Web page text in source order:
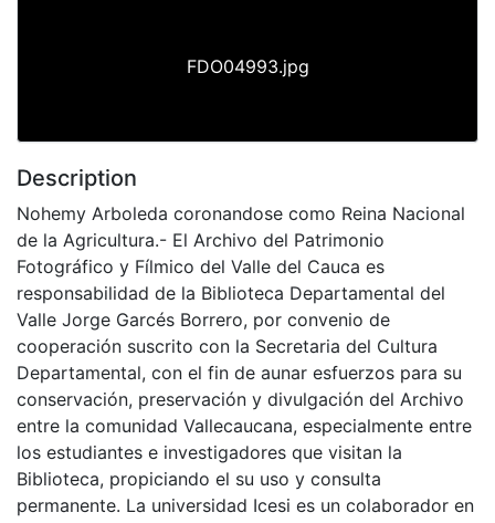
FDO04993.jpg
Description
Nohemy Arboleda coronandose como Reina Nacional
de la Agricultura.- El Archivo del Patrimonio
Fotográfico y Fílmico del Valle del Cauca es
responsabilidad de la Biblioteca Departamental del
Valle Jorge Garcés Borrero, por convenio de
cooperación suscrito con la Secretaria del Cultura
Departamental, con el fin de aunar esfuerzos para su
conservación, preservación y divulgación del Archivo
entre la comunidad Vallecaucana, especialmente entre
los estudiantes e investigadores que visitan la
Biblioteca, propiciando el su uso y consulta
permanente. La universidad Icesi es un colaborador en